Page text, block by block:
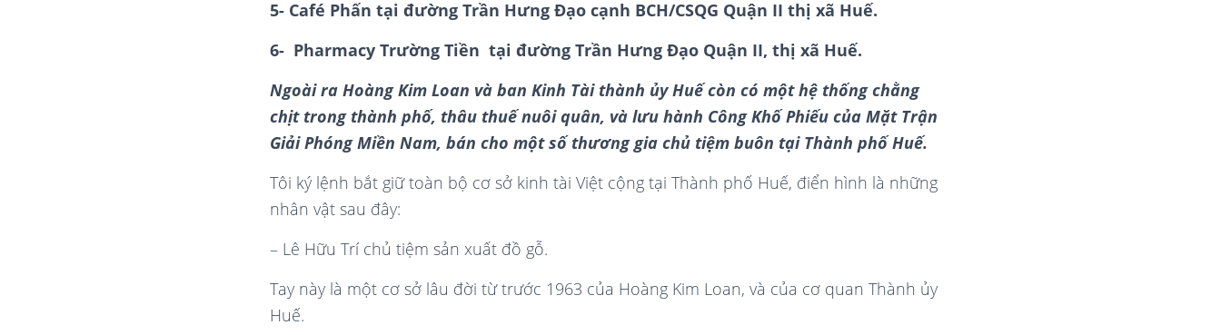
5- Café Phấn tại đường Trần Hưng Đạo cạnh BCH/CSQG Quận II thị xã Huế.
6- Pharmacy Trường Tiền tại đường Trần Hưng Đạo Quận II, thị xã Huế.
Ngoài ra Hoàng Kim Loan và ban Kinh Tài thành ủy Huế còn có một hệ thống chằng
chịt trong thành phố, thâu thuế nuôi quân, và lưu hành Công Khố Phiếu của Mặt Trận
Giải Phóng Miền Nam, bán cho một số thương gia chủ tiệm buôn tại Thành phố Huế.
Tôi ký lệnh bắt giữ toàn bộ cơ sở kinh tài Việt cộng tại Thành phố Huế, điển hình là những
nhân vật sau đây:
– Lê Hữu Trí chủ tiệm sản xuất đồ gỗ.
Tay này là một cơ sở lâu đời từ trước 1963 của Hoàng Kim Loan, và của cơ quan Thành ủy
Huế.